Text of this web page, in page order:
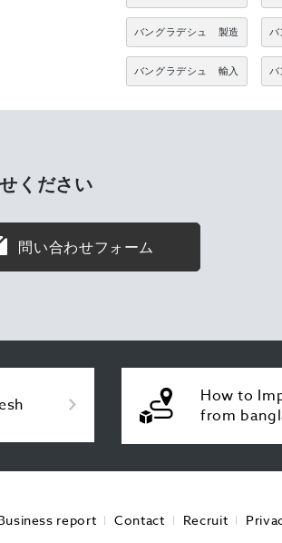
バングラデシュ 製造
バングラデシュ 輸入
ください
問い合わせフォーム
How to
from
report Contact Recruit